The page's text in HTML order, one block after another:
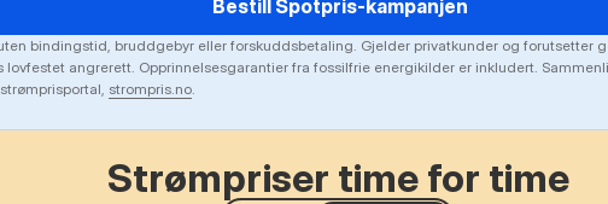
Bestill Spotpris-kampanjen
bindingstid, bruddgebyr eller forskuddsbetaling. Gjelder privatkunder og forutsetter
lovfestet angrerett. Opprinnelsesgarantier fra fossilfrie energikilder er inkludert.
strompris.no.
Strømpriser time for time